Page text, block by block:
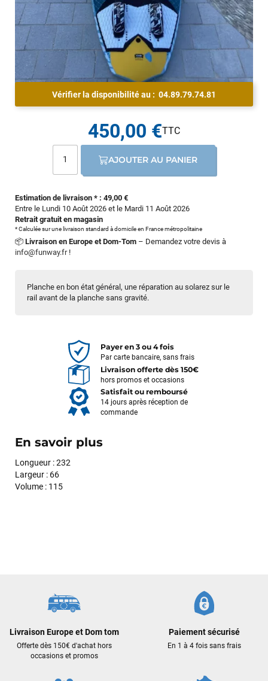
Planche en bon état général, une réparation au solarez sur le
rail avant de la planche sans gravité.
Vérifier la disponibilité au : 04.89.79.74.81
Estimation de livraison * : 49,00 €
Entre le Lundi 10 Août 2026 et le Mardi 11 Août 2026
Retrait gratuit en magasin
* Calculée sur une livraison standard à domicile en France métropolitaine
📦 Livraison en Europe et Dom-Tom – Demandez votre devis à
info@funway.fr!
450,00 €
AJOUTER AU PANIER
Payer en 3 ou 4 fois
Par carte bancaire, sans frais
Livraison offerte dès 150€
hors promos et occasions
Satisfait ou remboursé
14 jours après réception de
commande
En savoir plus
Longueur : 232
Largeur : 66
Volume : 115
Livraison Europe et Dom tom
Offerte dès 150€ d'achat hors
occasions et promos
Paiement sécurisé
En 1 à 4 fois sans frais
le lendemain, et j’ai bien reçu tout le matériel dans un colis
propre et soigné. Plus qu’à tester ça sur l’eau ! Je
professionnalisme et sa réactivité.